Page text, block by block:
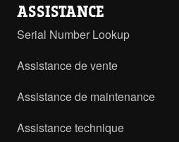
ASSISTANCE
Serial Number Lookup
Assistance de vente
Assistance de maintenance
Assistance technique